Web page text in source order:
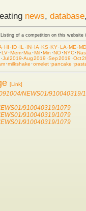
news, database,
of a competition on this website
·HI ·ID·IL ·IN·IA·KS·KY·LA·ME ·MD
·LV·Mem·Mia ·Mil·Min ·NO·NYC·Nas
·Jul 2019·Aug 2019 ·Sep 2019 ·Oct
·milkshake ·omelet·pancake ·
[Link]
NEWS01/910040319/
910040319/1079
910040319/1079
910040319/1079